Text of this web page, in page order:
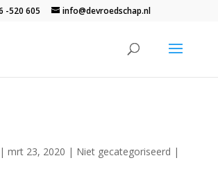
-520 605 info@devroedschap.nl
| mrt 23, 2020 | Niet gecategoriseerd |